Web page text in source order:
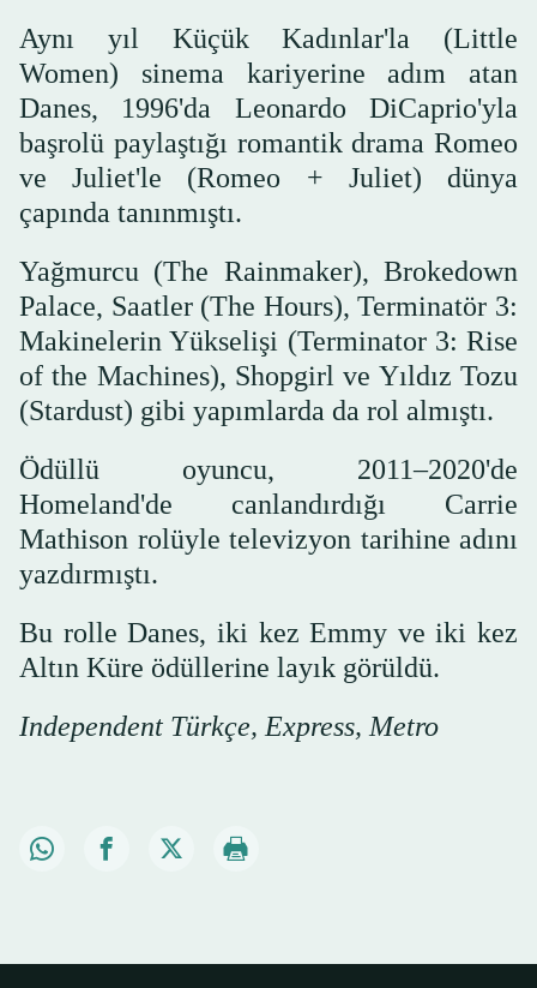
Aynı yıl Küçük Kadınlar'la (Little
Women) sinema kariyerine adım atan
Danes, 1996'da Leonardo DiCaprio'yla
başrolü paylaştığı romantik drama Romeo
ve Juliet'le (Romeo + Juliet) dünya
çapında tanınmıştı.
Yağmurcu (The Rainmaker), Brokedown
Palace, Saatler (The Hours), Terminatör 3:
Makinelerin Yükselişi (Terminator 3: Rise
of the Machines), Shopgirl ve Yıldız Tozu
(Stardust) gibi yapımlarda da rol almıştı.
Ödüllü oyuncu, 2011–2020'de
Homeland'de canlandırdığı Carrie
Mathison rolüyle televizyon tarihine adını
yazdırmıştı.
Bu rolle Danes, iki kez Emmy ve iki kez
Altın Küre ödüllerine layık görüldü.
Independent Türkçe, Express, Metro